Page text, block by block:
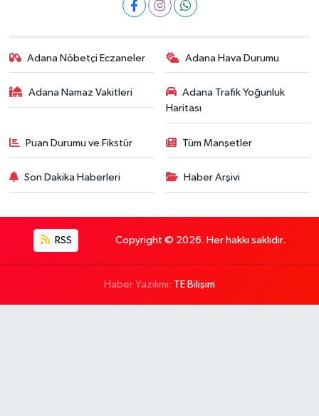
Adana Nöbetçi Eczaneler Adana Hava Durumu
Adana Namaz Vakitleri
Adana Trafik Yoğunluk
Haritası
Puan Durumu ve Fikstür Tüm Manşetler
Son Dakika Haberleri Haber Arşivi
RSS Copyright © 2026. Her hakkı saklıdır.
Haber Yazılımı: TE Bilişim